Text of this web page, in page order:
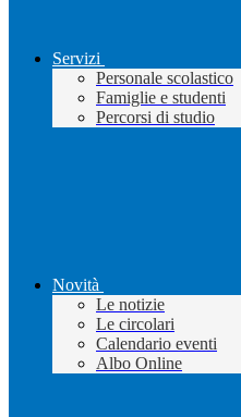
Servizi
Personale scolastico
Famiglie e studenti
Percorsi di studio
Novità
Le notizie
Le circolari
Calendario eventi
Albo Online